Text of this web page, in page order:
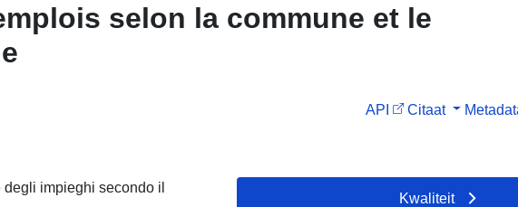
selon la commune et le
API Citaat
impieghi secondo il
Kwaliteit